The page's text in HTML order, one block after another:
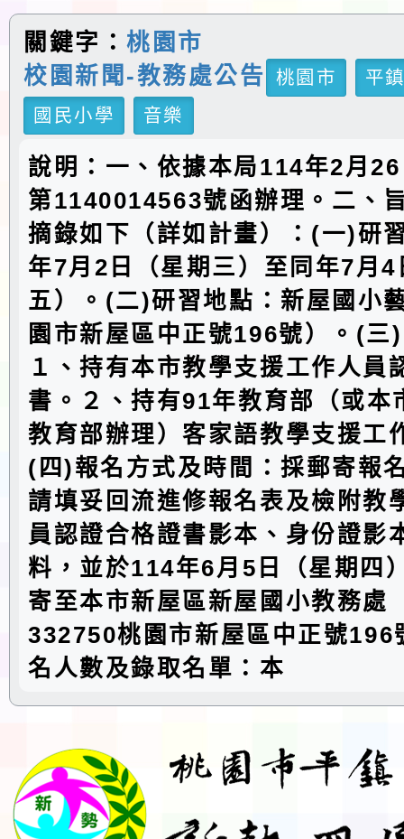
關鍵字：桃園市
校園新聞-教務處公告
桃園市
平
國民小學
音樂
說明：一、依據本局114年2月
第1140014563號函辦理。二、
摘錄如下（詳如計畫）：(一)研
年7月2日（星期三）至同年7月4
五）。(二)研習地點：新屋國小
園市新屋區中正號196號）。(三
１、持有本市教學支援工作人員
書。２、持有91年教育部（或本
教育部辦理）客家語教學支援工
(四)報名方式及時間：採郵寄報
請填妥回流進修報名表及檢附教
員認證合格證書影本、身份證影
料，並於114年6月5日（星期四
寄至本市新屋區新屋國小教務處
332750桃園市新屋區中正號196
名人數及錄取名單：本